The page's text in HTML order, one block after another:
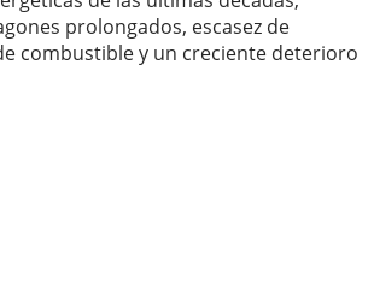
prolongados, escasez de
combustible y un creciente deterioro